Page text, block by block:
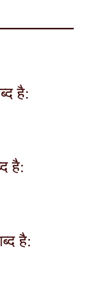
है:
है:
है: